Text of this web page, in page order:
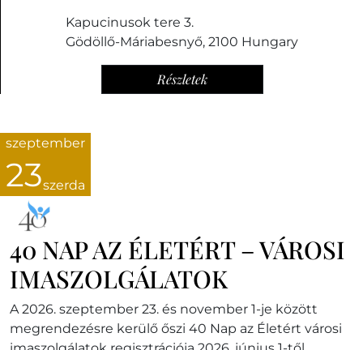
Kapucinusok tere 3.
Gödöllő-Máriabesnyő, 2100 Hungary
Részletek
szeptember
23szerda
40 NAP AZ ÉLETÉRT – VÁROSI
IMASZOLGÁLATOK
A 2026. szeptember 23. és november 1-je között
megrendezésre kerülő őszi 40 Nap az Életért városi